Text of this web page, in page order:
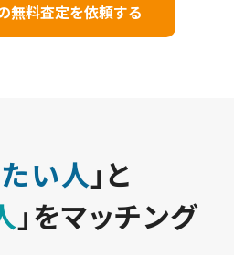
無料査定を依頼する
い人」と
」をマッチング